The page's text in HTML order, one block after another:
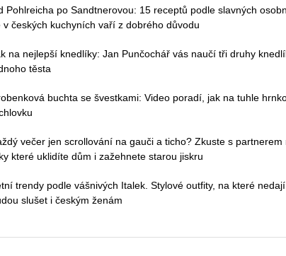
Pohlreicha po Sandtnerovou: 15 receptů podle slavných
v českých kuchyních vaří z dobrého důvodu
na nejlepší knedlíky: Jan Punčochář vás naučí tři druhy
těsta
buchta se švestkami: Video poradí, jak na tuhle
večer jen scrollování na gauči a ticho? Zkuste s partnerem
které uklidíte dům i zažehnete starou jiskru
trendy podle vášnivých Italek. Stylové outfity, na které nedají
slušet i českým ženám